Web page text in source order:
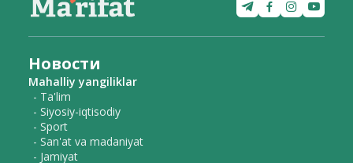
Новости
Mahalliy yangiliklar
- Ta'lim
- Siyosiy-iqtisodiy
- Sport
- San'at va madaniyat
- Jamiyat